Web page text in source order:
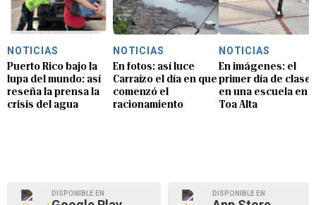
NOTICIAS
Puerto Rico bajo la
lupa del mundo: así
reseña la prensa la
crisis del agua
NOTICIAS
En fotos: así luce
Carraízo el día en que
comenzó el
racionamiento
NOTICIAS
En imágenes: el
primer día de clases
en una escuela en
Toa Alta
DISPONIBLE EN DISPONIBLE EN